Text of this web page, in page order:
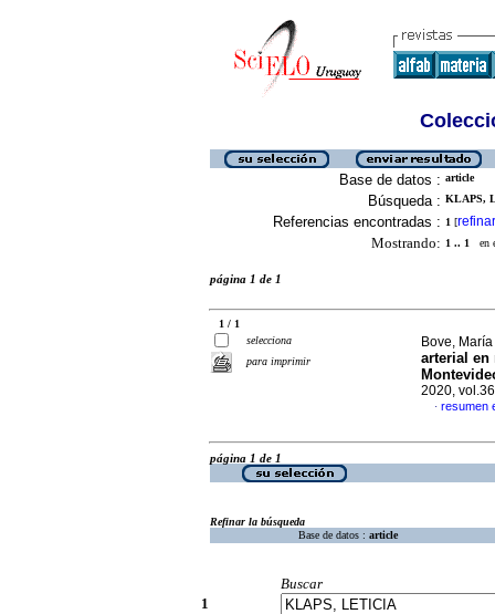
Base de datos : article
Búsqueda : KLAPS,
Referencias encontradas : 1 [refinar
Mostrando: 1 .. 1 en
página 1 de 1
1 / 1
selecciona
para imprimir
Bove,
arterial en
2020,
· resumen
página 1 de 1
Refinar la búsqueda
Base de datos : article
Buscar
1